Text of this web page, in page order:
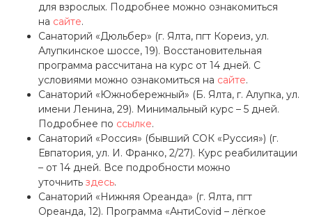
для взрослых. Подробнее можно ознакомиться
на сайте.
Санаторий «Дюльбер» (г. Ялта, пгт Кореиз, ул.
Алупкинское шоссе, 19). Восстановительная
программа рассчитана на курс от 14 дней. С
условиями можно ознакомиться на сайте.
Санаторий «Южнобережный» (Б. Ялта, г. Алупка, ул.
имени Ленина, 29). Минимальный курс – 5 дней.
Подробнее по ссылке.
Санаторий «Россия» (бывший СОК «Руссия») (г.
Евпатория, ул. И. Франко, 2/27). Курс реабилитации
– от 14 дней. Все подробности можно
уточнить здесь.
Санаторий «Нижняя Ореанда» (г. Ялта, пгт
Ореанда, 12). Программа «АнтиCovid – лёгкое